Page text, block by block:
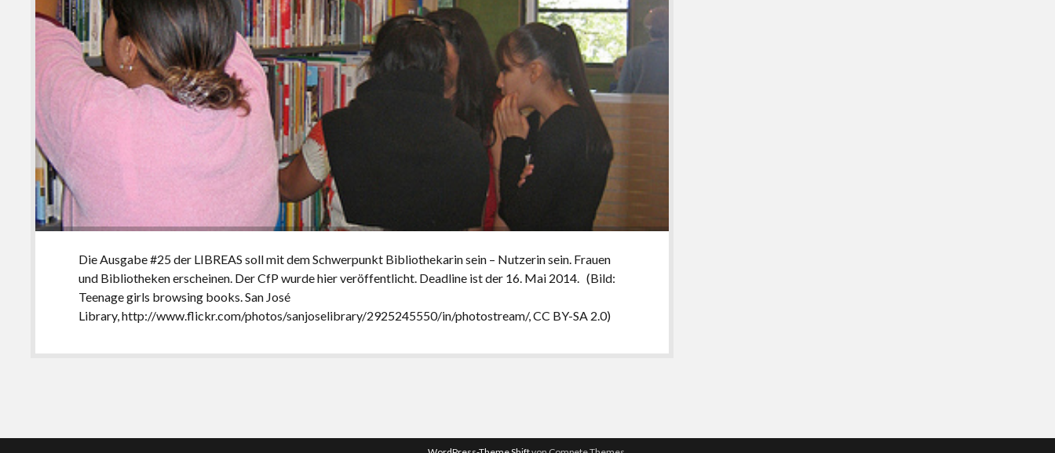
Die Ausgabe #25 der LIBREAS soll mit dem Schwerpunkt Bibliothekarin sein – Nutzerin sein. Frauen
und Bibliotheken erscheinen. Der CfP wurde hier veröffentlicht. Deadline ist der 16. Mai 2014. (Bild:
Teenage girls browsing books. San José
Library, http://www.flickr.com/photos/sanjoselibrary/2925245550/in/photostream/, CC BY-SA 2.0)